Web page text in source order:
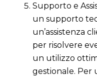
Supporto e
un supporto
un’assistenza
per risolvere
un utilizzo
gestionale. Per